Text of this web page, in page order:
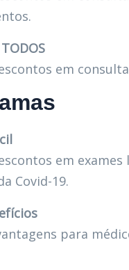
em
em
Covid-19.
para